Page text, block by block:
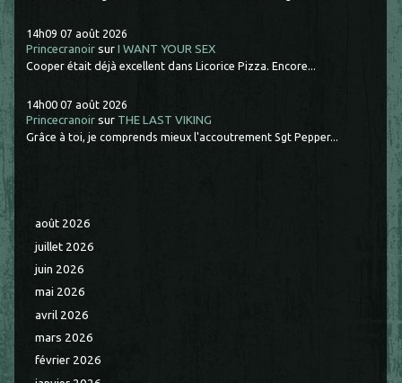
14h09 07 août 2026
Princecranoir surI WANT YOUR SEX
Cooper était déjà excellent dans Licorice Pizza. Encore...
14h00 07 août 2026
Princecranoir sur THE LAST VIKING
Grâce à toi, je comprends mieux l'accoutrement Sgt Pepper...
août 2026
juillet 2026
juin 2026
mai 2026
avril 2026
mars 2026
février 2026